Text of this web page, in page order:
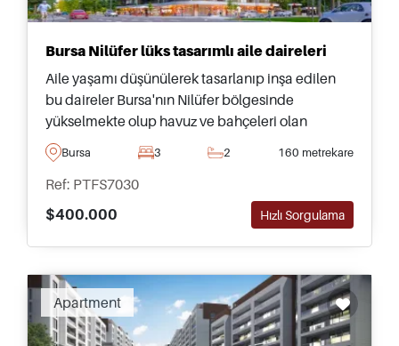
Bursa Nilüfer lüks tasarımlı aile daireleri
Aile yaşamı düşünülerek tasarlanıp inşa edilen
bu daireler Bursa'nın Nilüfer bölgesinde
yükselmekte olup havuz ve bahçeleri olan
mükemmel bir kompleksin parçasıdır – beş yatak
odasına kadar değişen büyüklüklerde mevcuttur.
Bursa 3 2 160 metrekare
Ref: PTFS7030
$400.000
Hızlı Sorgulama
Recommended
Apartment